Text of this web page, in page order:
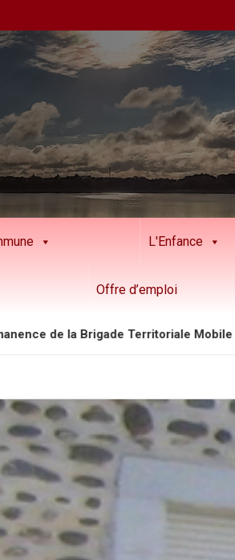
L'Enfance
Offre d’emploi
de la Brigade Territoriale Mobile au mois